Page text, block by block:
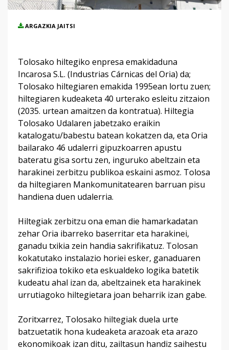
ARGAZKIA JAITSI
Tolosako hiltegiko enpresa emakidaduna
Incarosa S.L. (Industrias Cárnicas del Oria) da;
Tolosako hiltegiaren emakida 1995ean lortu zuen;
hiltegiaren kudeaketa 40 urterako esleitu zitzaion
(2035. urtean amaitzen da kontratua). Hiltegia
Tolosako Udalaren jabetzako eraikin
katalogatu/babestu batean kokatzen da, eta Oria
bailarako 46 udalerri gipuzkoarren apustu
bateratu gisa sortu zen, inguruko abeltzain eta
harakinei zerbitzu publikoa eskaini asmoz. Tolosa
da hiltegiaren Mankomunitatearen barruan pisu
handiena duen udalerria.
Hiltegiak zerbitzu ona eman die hamarkadatan
zehar Oria ibarreko baserritar eta harakinei,
ganadu txikia zein handia sakrifikatuz. Tolosan
kokatutako instalazio horiei esker, ganaduaren
sakrifizioa tokiko eta eskualdeko logika batetik
kudeatu ahal izan da, abeltzainek eta harakinek
urrutiagoko hiltegietara joan beharrik izan gabe.
Zoritxarrez, Tolosako hiltegiak duela urte
batzuetatik hona kudeaketa arazoak eta arazo
ekonomikoak izan ditu, zailtasun handiz saihestu